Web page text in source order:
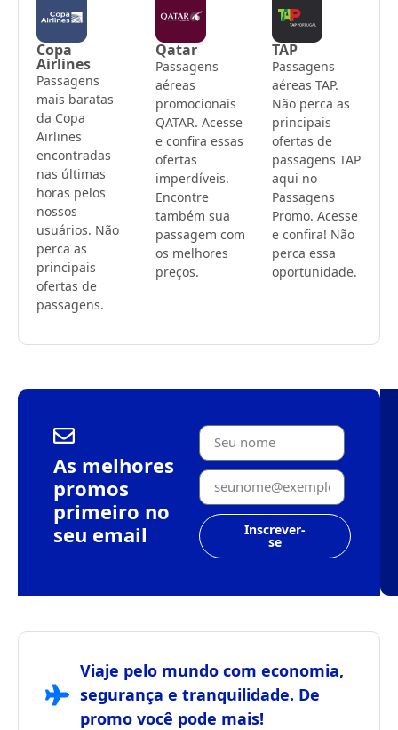
Copa
Airlines
Passagens
mais baratas
da Copa
Airlines
encontradas
nas últimas
horas pelos
nossos
usuários. Não
perca as
principais
ofertas de
passagens.
Qatar
Passagens
aéreas
promocionais
QATAR. Acesse
e confira essas
ofertas
imperdíveis.
Encontre
também sua
passagem com
os melhores
preços.
TAP
Passagens
aéreas TAP.
Não perca as
principais
ofertas de
passagens TAP
aqui no
Passagens
Promo. Acesse
e confira! Não
perca essa
oportunidade.
As melhores
promos
primeiro no
seu email
Inscrever-
se
Viaje pelo mundo com economia,
segurança e tranquilidade. De
promo você pode mais!